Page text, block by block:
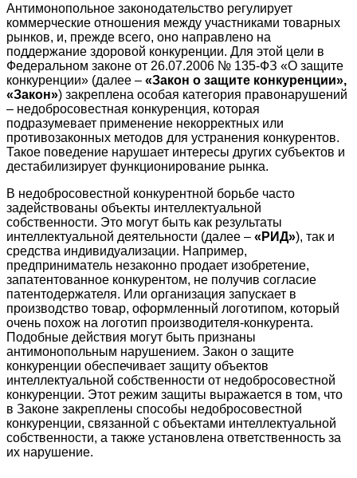
Антимонопольное законодательство регулирует
коммерческие отношения между участниками товарных
рынков, и, прежде всего, оно направлено на
поддержание здоровой конкуренции. Для этой цели в
Федеральном законе от 26.07.2006 № 135-ФЗ «О защите
конкуренции» (далее – «Закон о защите конкуренции»,
«Закон») закреплена особая категория правонарушений
– недобросовестная конкуренция, которая
подразумевает применение некорректных или
противозаконных методов для устранения конкурентов.
Такое поведение нарушает интересы других субъектов и
дестабилизирует функционирование рынка.
В недобросовестной конкурентной борьбе часто
задействованы объекты интеллектуальной
собственности. Это могут быть как результаты
интеллектуальной деятельности (далее – «РИД»), так и
средства индивидуализации. Например,
предприниматель незаконно продает изобретение,
запатентованное конкурентом, не получив согласие
патентодержателя. Или организация запускает в
производство товар, оформленный логотипом, который
очень похож на логотип производителя-конкурента.
Подобные действия могут быть признаны
антимонопольным нарушением. Закон о защите
конкуренции обеспечивает защиту объектов
интеллектуальной собственности от недобросовестной
конкуренции. Этот режим защиты выражается в том, что
в Законе закреплены способы недобросовестной
конкуренции, связанной с объектами интеллектуальной
собственности, а также установлена ответственность за
их нарушение.